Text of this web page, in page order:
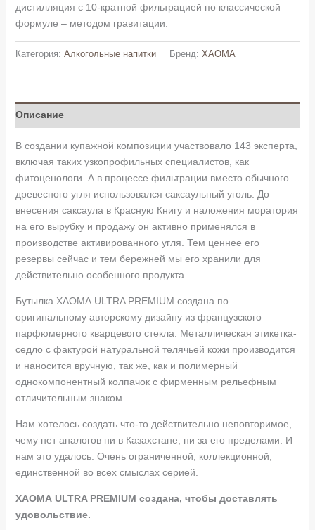
дистилляция с 10-кратной фильтрацией по классической
формуле – методом гравитации.
Категория: Алкогольные напитки Бренд: ХАОМА
Описание
В создании купажной композиции участвовало 143 эксперта,
включая таких узкопрофильных специалистов, как
фитоценологи. А в процессе фильтрации вместо обычного
древесного угля использовался саксаульный уголь. До
внесения саксаула в Красную Книгу и наложения моратория
на его вырубку и продажу он активно применялся в
производстве активированного угля. Тем ценнее его
резервы сейчас и тем бережней мы его хранили для
действительно особенного продукта.
Бутылка ХАОМА ULTRA PREMIUM создана по
оригинальному авторскому дизайну из французского
парфюмерного кварцевого стекла. Металлическая этикетка-
седло с фактурой натуральной телячьей кожи производится
и наносится вручную, так же, как и полимерный
однокомпонентный колпачок с фирменным рельефным
отличительным знаком.
Нам хотелось создать что-то действительно неповторимое,
чему нет аналогов ни в Казахстане, ни за его пределами. И
нам это удалось. Очень ограниченной, коллекционной,
единственной во всех смыслах серией.
ХАОМА ULTRA PREMIUM создана, чтобы доставлять
удовольствие.